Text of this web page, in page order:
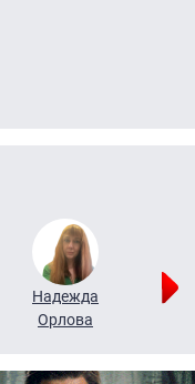
Надежда
Орлова